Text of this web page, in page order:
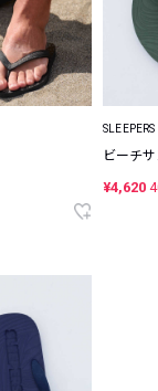
SLEEPERS
ビーチ
¥4,620